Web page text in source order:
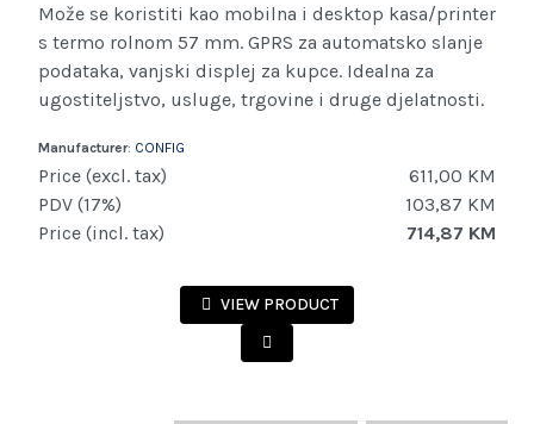
Može se koristiti kao mobilna i desktop kasa/printer
s termo rolnom 57 mm. GPRS za automatsko slanje
podataka, vanjski displej za kupce. Idealna za
ugostiteljstvo, usluge, trgovine i druge djelatnosti.
Manufacturer: CONFIG
Price (excl. tax)
611,00 KM
PDV (17%)
103,87 KM
Price (incl. tax)
714,87 KM
VIEW PRODUCT